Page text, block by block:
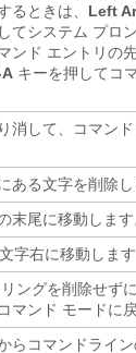
るときは、 Left
てシステム プロ
ンド エントリの
キーを押してコ
消して、コマン
ある文字を削除し
末尾に移動します
字右に移動します
ングを削除せず
マンド モードに戻
らコマンドライ